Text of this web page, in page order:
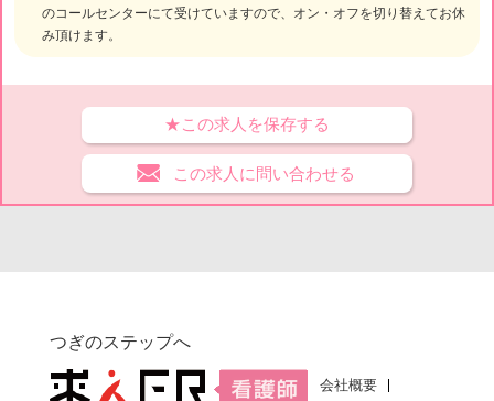
のコールセンターにて受けていますので、オン・オフを切り替えてお休
み頂けます。
★この求人を保存する
この求人に問い合わせる
つぎのステップへ
会社概要